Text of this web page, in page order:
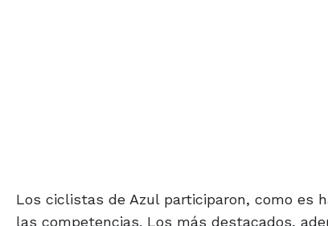
Los ciclistas de Azul participaron, como es
las competencias. Los más destacados,